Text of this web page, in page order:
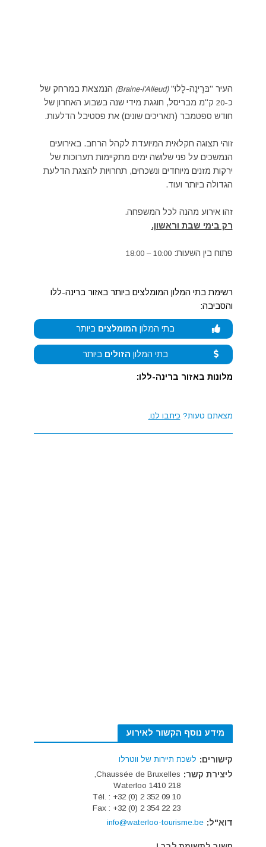
העיר "בּרֶינֶה-לָלוּ"(Braine-l'Alleud)
הנמצאת במרחק של
כ-20 ק"מ מבריסל, חוגגת מידי שנה בשבוע האחרון של
חודש ספטמבר (תאריכים שונים) את פסטיבל הדלעות.
זוהי תצוגה חקלאית המיועדת לקהל הרחב. באירועים
הנמשכים על פני שלושה ימים מתקיימות תערוכות של
ירקות מזנים מיוחדים ונשכחים, תחרויות להצגת הדלעת
הגדולה ביותר ועוד.
זהו אירוע מהנה לכל המשפחה.
רק בימי שבת וראשון.
פתוח בין השעות:10:00 – 18:00
רשימת בתי המלון המומלצים ביותר באזור ברינה-ללו
והסביבה:
בתי המלון המומלצים ביותר
בתי המלון הזולים ביותר
מלונות באזור ברינה-ללו:
מצאתם טעות? כיתבו לנו.
מידע נוסף הקשור לאירוע
קישורים: לשכת תיירות של ווטרלו
ליצירת קשר: Chaussée de Bruxelles,
218 1410 Waterloo
Tél. : +32 (0) 2 352 09 10
Fax : +32 (0) 2 354 22 23
דוא"ל: info@waterloo-tourisme.be